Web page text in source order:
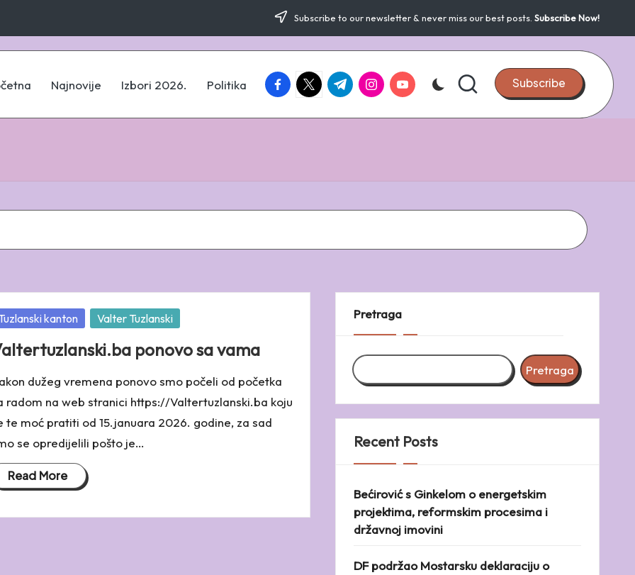
Subscribe to our newsletter & never miss our best posts. Subscribe Now!
Najnovije Izbori 2026. Politika facebook.com
twitter.com
t.me instagram.com
youtube.com Subscribe
kanton Valter Tuzlanski
ponovo sa vama
dužeg vremena ponovo smo počeli od početka
radom na web stranici https://Valtertuzlanski.ba koju
te moć pratiti od 15.januara 2026. godine, za sad
se opredijelili pošto je…
Read More
Pretraga
Pretraga
Recent Posts
Bećirović s Ginkelom o energetskim
projektima, reformskim procesima i
državnoj imovini
DF podržao Mostarsku deklaraciju o